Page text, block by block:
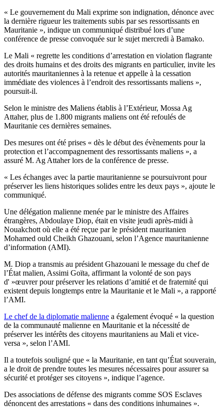
« Le gouvernement du Mali exprime son indignation, dénonce avec
la dernière rigueur les traitements subis par ses ressortissants en
Mauritanie », indique un communiqué distribué lors d’une
conférence de presse convoquée sur le sujet mercredi à Bamako.
Le Mali « regrette les conditions d’arrestation en violation flagrante
des droits humains et des droits des migrants en particulier, invite les
autorités mauritaniennes à la retenue et appelle à la cessation
immédiate des violences à l’endroit des ressortissants maliens »,
poursuit-il.
Selon le ministre des Maliens établis à l’Extérieur, Mossa Ag
Attaher, plus de 1.800 migrants maliens ont été refoulés de
Mauritanie ces dernières semaines.
Des mesures ont été prises « dès le début des évènements pour la
protection et l’accompagnement des ressortissants maliens », a
assuré M. Ag Attaher lors de la conférence de presse.
« Les échanges avec la partie mauritanienne se poursuivront pour
préserver les liens historiques solides entre les deux pays », ajoute le
communiqué.
Une délégation malienne menée par le ministre des Affaires
étrangères, Abdoulaye Diop, était en visite jeudi après-midi à
Nouakchott où elle a été reçue par le président mauritanien
Mohamed ould Cheikh Ghazouani, selon l’Agence mauritanienne
d’information (AMI).
M. Diop a transmis au président Ghazouani le message du chef de
l’État malien, Assimi Goïta, affirmant la volonté de son pays
d' »œuvrer pour préserver les relations d’amitié et de fraternité qui
existent depuis longtemps entre la Mauritanie et le Mali », a rapporté
l’AMI.
Le chef de la diplomatie malienne a également évoqué « la question
de la communauté malienne en Mauritanie et la nécessité de
préserver les intérêts des citoyens mauritaniens au Mali et vice-
versa », selon l’AMI.
Il a toutefois souligné que « la Mauritanie, en tant qu’État souverain,
a le droit de prendre toutes les mesures nécessaires pour assurer sa
sécurité et protéger ses citoyens », indique l’agence.
Des associations de défense des migrants comme SOS Esclaves
dénoncent des arrestations « dans des conditions inhumaines ».